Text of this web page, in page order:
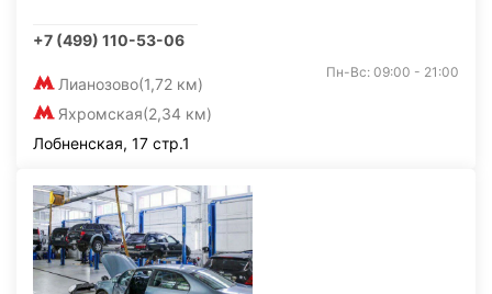
+7 (499) 110-53-06
Лианозово(1,72 км)
Яхромская(2,34 км)
Пн-Вс: 09:00 - 21:00
Лобненская, 17 стр.1